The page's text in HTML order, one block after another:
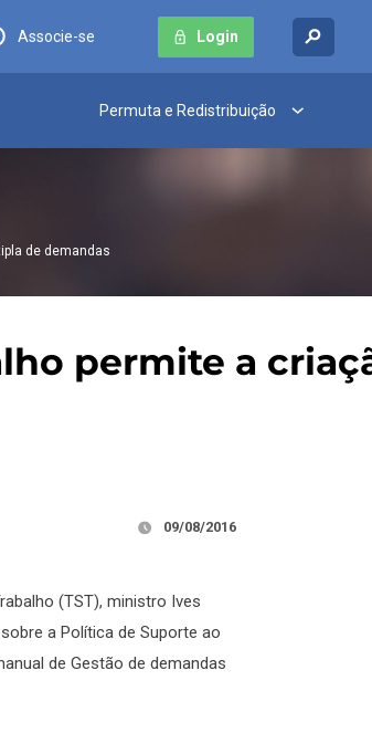
Associe-se Login
Permuta e Redistribuição
de demandas
permite a
09/08/2016
(TST), ministro Ives
a Política de Suporte ao
de Gestão de demandas